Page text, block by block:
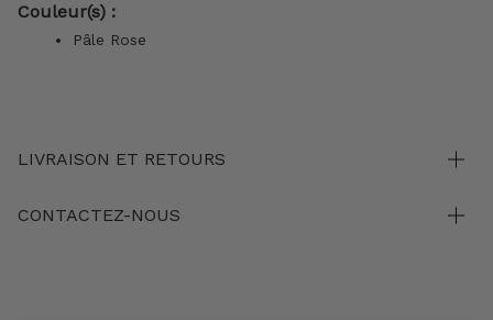
Couleur(s) :
Pâle Rose
LIVRAISON ET RETOURS
CONTACTEZ-NOUS